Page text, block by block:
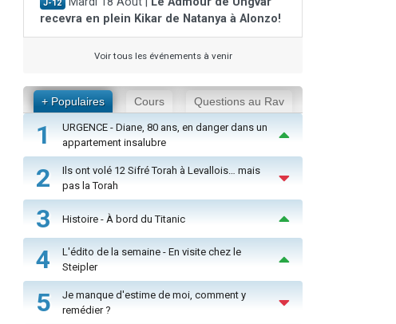
J-12
recevra en plein Kikar de Natanya à Alonzo!
Voir tous les événements à venir
+ Populaires Cours Questions au Rav
1
URGENCE - Diane, 80 ans, en danger dans un
appartement insalubre
2
Ils ont volé 12 Sifré Torah à Levallois… mais
pas la Torah
3 Histoire - À bord du Titanic
4
L'édito de la semaine - En visite chez le
Steipler
5
Je manque d'estime de moi, comment y
remédier ?